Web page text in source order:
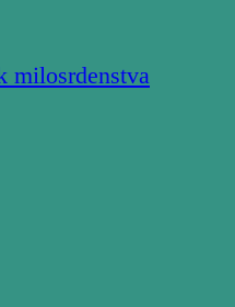
milosrdenstva